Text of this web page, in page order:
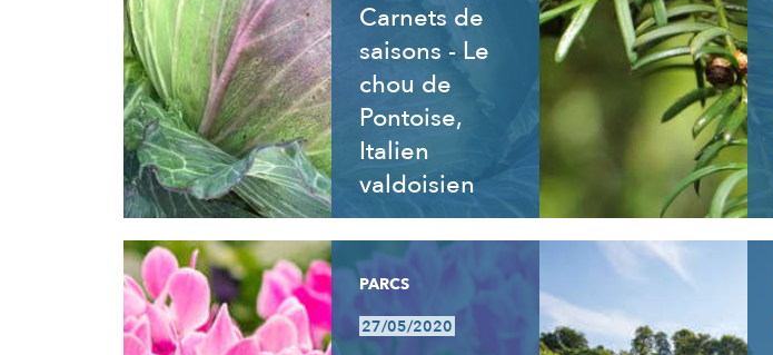
Carnets de
saisons - Le
chou de
Pontoise,
Italien
valdoisien
PARCS
27/05/2020